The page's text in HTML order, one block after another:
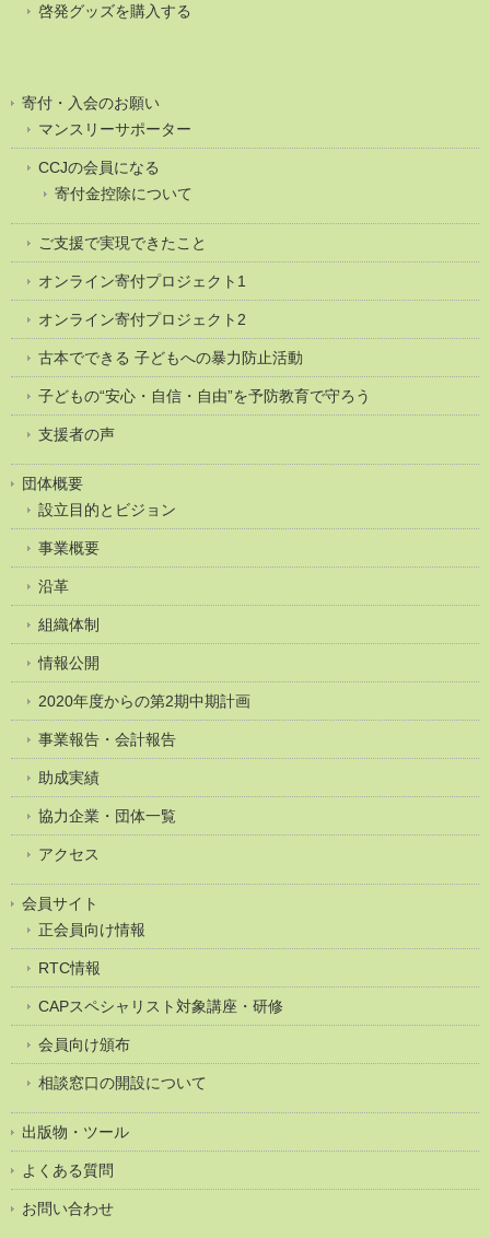
啓発グッズを購入する
寄付・入会のお願い
マンスリーサポーター
CCJの会員になる
寄付金控除について
ご支援で実現できたこと
オンライン寄付プロジェクト1
オンライン寄付プロジェクト2
古本でできる 子どもへの暴力防止活動
子どもの“安心・自信・自由”を予防教育で守ろう
支援者の声
団体概要
設立目的とビジョン
事業概要
沿革
組織体制
情報公開
2020年度からの第2期中期計画
事業報告・会計報告
助成実績
協力企業・団体一覧
アクセス
会員サイト
正会員向け情報
RTC情報
CAPスペシャリスト対象講座・研修
会員向け頒布
相談窓口の開設について
出版物・ツール
よくある質問
お問い合わせ